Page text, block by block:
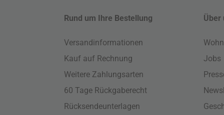
Rund um Ihre Bestellung
Versandinformationen
Kauf auf Rechnung
Weitere Zahlungsarten
60 Tage Rückgaberecht
Rücksendeunterlagen
Über
Jobs